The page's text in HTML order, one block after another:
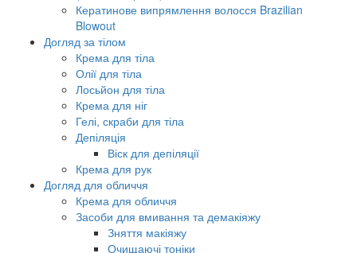
Кератинове випрямлення волосся Brazilian
Blowout
Догляд за тілом
Крема для тіла
Олії для тіла
Лосьйон для тіла
Крема для ніг
Гелі, скраби для тіла
Депіляція
Віск для депіляції
Крема для рук
Догляд для обличчя
Крема для обличчя
Засоби для вмивання та демакіяжу
Зняття макіяжу
Очищаючі тоніки